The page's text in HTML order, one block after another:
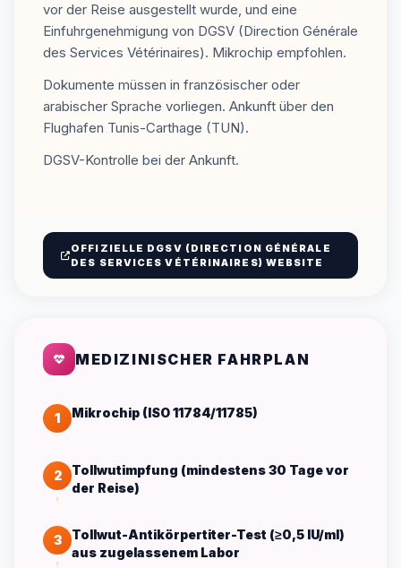
vor der Reise ausgestellt wurde, und eine
Einfuhrgenehmigung von DGSV (Direction Générale
des Services Vétérinaires). Mikrochip empfohlen.
Dokumente müssen in französischer oder
arabischer Sprache vorliegen. Ankunft über den
Flughafen Tunis-Carthage (TUN).
DGSV-Kontrolle bei der Ankunft.
OFFIZIELLE DGSV (DIRECTION GÉNÉRALE
DES SERVICES VÉTÉRINAIRES) WEBSITE
MEDIZINISCHER FAHRPLAN
1 Mikrochip (ISO 11784/11785)
2
Tollwutimpfung (mindestens 30 Tage vor
der Reise)
3
Tollwut-Antikörpertiter-Test (≥0,5 IU/ml)
aus zugelassenem Labor